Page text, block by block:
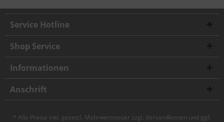
Service Hotline
Shop Service
Informationen
Anschrift
* Alle Preise inkl. gesetzl. Mehrwertsteuer zzgl. Versandkosten und ggf.